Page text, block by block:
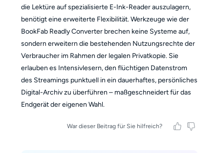
die Lektüre auf spezialisierte E-Ink-Reader auszulagern,
benötigt eine erweiterte Flexibilität. Werkzeuge wie der
BookFab Readly Converter brechen keine Systeme auf,
sondern erweitern die bestehenden Nutzungsrechte der
Verbraucher im Rahmen der legalen Privatkopie. Sie
erlauben es Intensivlesern, den flüchtigen Datenstrom
des Streamings punktuell in ein dauerhaftes, persönliches
Digital-Archiv zu überführen – maßgeschneidert für das
Endgerät der eigenen Wahl.
War dieser Beitrag für Sie hilfreich?